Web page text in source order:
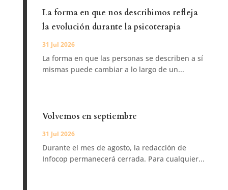
La forma en que nos describimos refleja
la evolución durante la psicoterapia
31 Jul 2026
La forma en que las personas se describen a sí
mismas puede cambiar a lo largo de un...
Volvemos en septiembre
31 Jul 2026
Durante el mes de agosto, la redacción de
Infocop permanecerá cerrada. Para cualquier...